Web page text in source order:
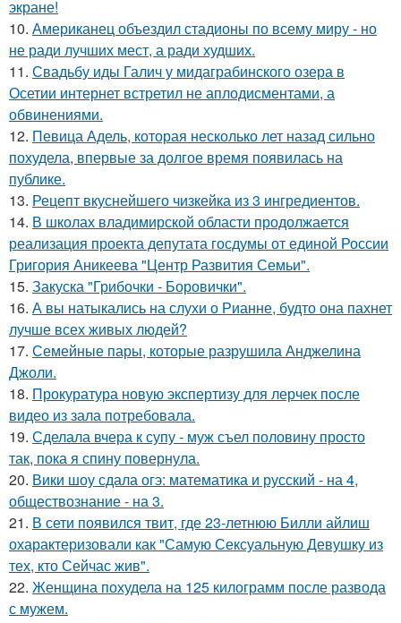
экране!
10. Американец объездил стадионы по всему миру - но
не ради лучших мест, а ради худших.
11. Свадьбу иды Галич у мидаграбинского озера в
Осетии интернет встретил не аплодисментами, а
обвинениями.
12. Певица Адель, которая несколько лет назад сильно
похудела, впервые за долгое время появилась на
публике.
13. Рецепт вкуснейшего чизкейка из 3 ингредиентов.
14. В школах владимирской области продолжается
реализация проекта депутата госдумы от единой России
Григория Аникеева "Центр Развития Семьи".
15. Закуска "Грибочки - Боровички".
16. А вы натыкались на слухи о Рианне, будто она пахнет
лучше всех живых людей?
17. Семейные пары, которые разрушила Анджелина
Джоли.
18. Прокуратура новую экспертизу для лерчек после
видео из зала потребовала.
19. Сделала вчера к супу - муж съел половину просто
так, пока я спину повернула.
20. Вики шоу сдала огэ: математика и русский - на 4,
обществознание - на 3.
21. В сети появился твит, где 23-летнюю Билли айлиш
охарактеризовали как "Самую Сексуальную Девушку из
тех, кто Сейчас жив".
22. Женщина похудела на 125 килограмм после развода
с мужем.